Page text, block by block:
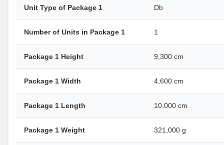
Unit Type of Package 1 Db
Number of Units in Package 1 1
Package 1 Height 9,300 cm
Package 1 Width 4,600 cm
Package 1 Length 10,000 cm
Package 1 Weight 321,000 g